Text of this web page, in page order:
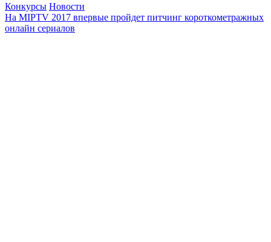
Конкурсы Новости
На MIPTV 2017 впервые пройдет питчинг короткометражных
онлайн сериалов